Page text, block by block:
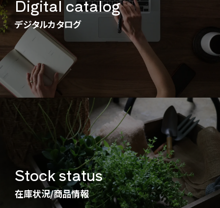
Digital catalog
デジタルカタログ
Stock status
在庫状況/商品情報